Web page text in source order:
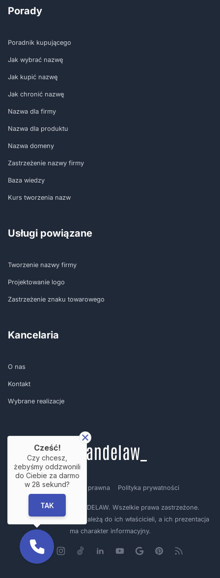
Porady
Poradnik kupującego
Jak wybrać nazwę
Jak kupić nazwę
Jak chronić nazwę
Nazwa dla firmy
Nazwa dla produktu
Nazwa domeny
Zastrzeżenie nazwy firmy
Baza wiedzy
Kurs tworzenia nazw
Usługi powiązane
Tworzenie nazwy firmy
Projektowanie logo
Zastrzeżenie znaku towarowego
Kancelaria
O nas
Kontakt
Wybrane realizacje
Regulamin Nota prawna Polityka prywatności
Copyright © by BRANDELAW. Wszelkie prawa zastrzeżone.
Prezentowane logotypy należą do ich właścicieli, a ich prezentacja
ma charakter informacyjny.
Cześć!
Czy chcesz,
żebyśmy oddzwonili
do Ciebie za darmo
w 28 sekund?
TAK